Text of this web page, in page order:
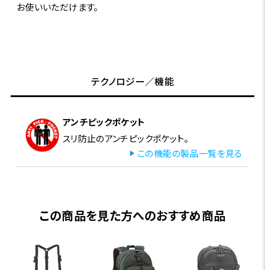
お使いいただけます。
テクノロジー／機能
アンチピックポケット
スリ防止のアンチピックポケット。
この機能の製品一覧を見る
この商品を見た方へのおすすめ商品